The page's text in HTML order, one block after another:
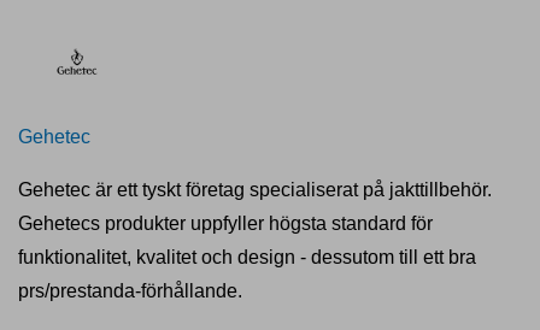
Gehetec
Gehetec är ett tyskt företag specialiserat på jakttillbehör.
Gehetecs produkter uppfyller högsta standard för
funktionalitet, kvalitet och design - dessutom till ett bra
prs/prestanda-förhållande.